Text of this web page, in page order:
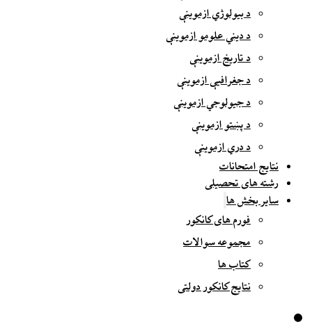
د بیولوژي ازموینې
د دیني علومو ازموینې
د تاریخ ازموینې
د جغرافیې ازموینې
د جیولوجي ازموینې
د پښتو ازموینې
د دري ازموینې
نتایج امتحانات
رشته های تحصیلی
سایر بخش ها
فورم های کانکور
مجموعه سوالات
کتاب ها
نتایج کانکور دولتی